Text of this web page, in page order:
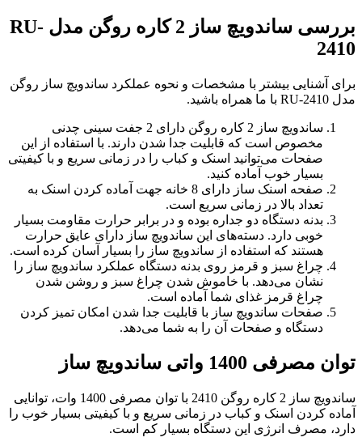
بررسی ساندویچ ساز 2 کاره روگن مدل RU-
2410
برای آشنایی بیشتر با مشخصات و نحوه عملکرد ساندویچ ساز روگن
مدل RU-2410 با ما همراه باشید.
ساندویچ ساز 2 کاره روگن دارای 2 جفت سینی چدنی
مخصوص است که قابلیت جدا شدن دارند. با استفاده از این
صفحات می‌توانید اسنک و کباب را در زمانی سریع و با کیفیتی
بسیار خوب آماده کنید.
صفحه اسنک ساز دارای 8 خانه جهت آماده کردن اسنک به
تعداد بالا در زمانی سریع است.
بدنه دستگاه دو جداره بوده و در برابر حرارت مقاومت بسیار
خوبی دارد. دسته‌های این ساندویچ ساز دارای عایق حرارت
هستند که استفاده از ساندویچ ساز را بسیار آسان کرده است.
چراغ سبز و قرمز روی بدنه دستگاه عملکرد ساندویچ ساز را
نشان می‌دهد. با خاموش شدن چراغ سبز و روشن شدن
چراغ قرمز غذای شما آماده است.
صفحات ساندویچ ساز با قابلیت جدا شدن امکان تمیز کردن
دستگاه و صفحات آن را به شما می‌دهد.
توان مصرفی 1400 واتی ساندویچ ساز
ساندویچ ساز 2 کاره روگن 2410 با توان مصرفی 1400 وات، توانایی
آماده کردن اسنک و کباب در زمانی سریع و با کیفیتی بسیار خوب را
دارد، مصرف انرژی این دستگاه بسیار کم است.